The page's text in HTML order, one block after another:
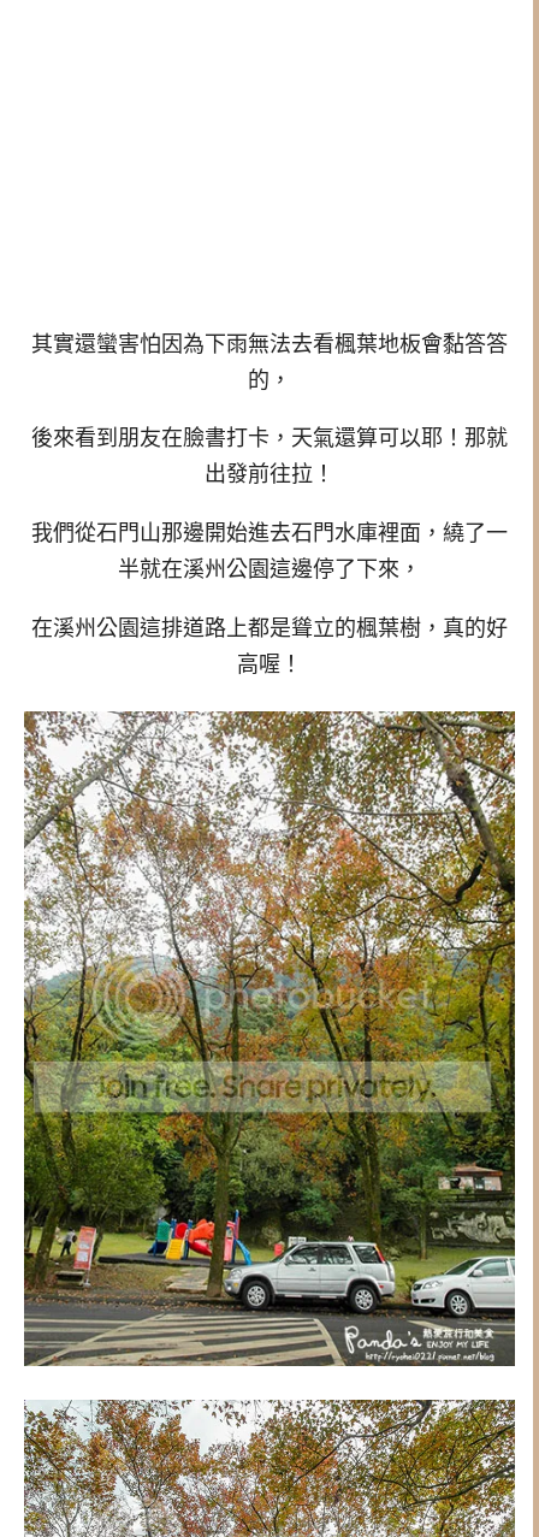
其實還蠻害怕因為下雨無法去看楓葉地板會黏答答
的，
後來看到朋友在臉書打卡，天氣還算可以耶！那就
出發前往拉！
我們從石門山那邊開始進去石門水庫裡面，繞了一
半就在溪州公園這邊停了下來，
在溪州公園這排道路上都是聳立的楓葉樹，真的好
高喔！